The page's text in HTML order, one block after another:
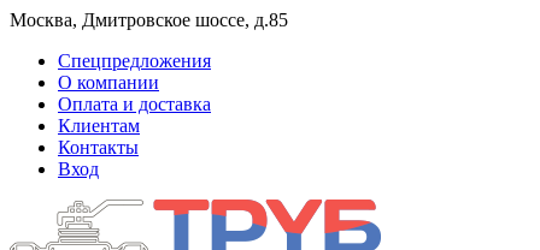
Москва, Дмитровское шоссе, д.85
Спецпредложения
О компании
Оплата и доставка
Клиентам
Контакты
Вход